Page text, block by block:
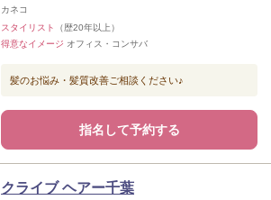
カネコ
スタイリスト
（歴20年以上）
得意なイメージ オフィス・コンサバ
髪のお悩み・髪質改善ご相談ください♪
指名して予約する
クライブ ヘアー千葉